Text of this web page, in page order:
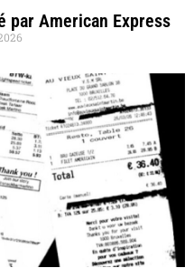
par American Express